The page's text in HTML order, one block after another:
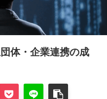
体・企業連携の成